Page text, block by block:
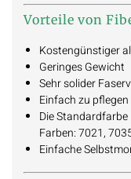
Vorteile von
Kostengünstiger
Geringes Gewicht
Sehr solider
Einfach zu pflegen
Die Standardfarbe
Farben: 7021,
Einfache